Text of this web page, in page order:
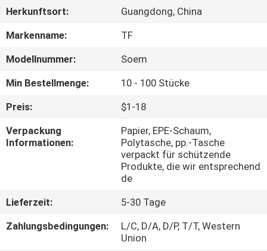
ÜBER
UNS
WERKSBESICHTIGUNG
QUALITÄTSKONTROLLE
KONTAKT
NEUIGKEITEN
Herkunftsort:
Guangdong, China
Markenname:
TF
Modellnummer:
Soem
Min Bestellmenge:
10 - 100 Stücke
Preis:
$1-18
Verpackung
Informationen:
Papier, EPE-Schaum,
Polytasche, pp.-Tasche
verpackt für schützende
Produkte, die wir entsprechend
de
Lieferzeit:
5-30 Tage
Zahlungsbedingungen:
L/C, D/A, D/P, T/T, Western
Union